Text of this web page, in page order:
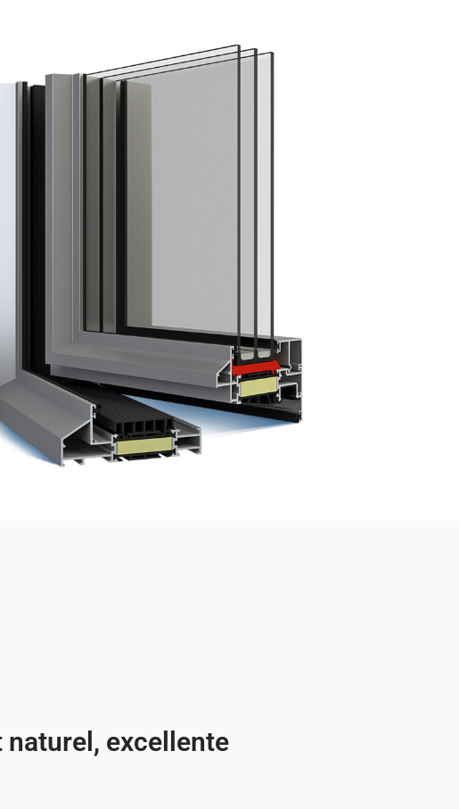
excellente